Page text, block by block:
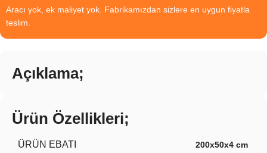
Aracı yok, ek maliyet yok. Fabrikamızdan sizlere en uygun fiyatla
teslim.
Açıklama;
Ürün Özellikleri;
ÜRÜN EBATI 200x50x4 cm